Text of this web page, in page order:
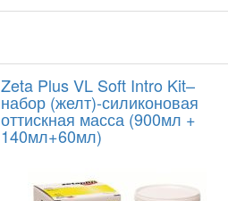
Zeta Plus VL Soft Intro Kit–
набор (желт)-силиконовая
оттискная масса (900мл +
140мл+60мл)